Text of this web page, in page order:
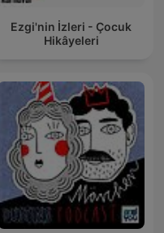
Ezgi'nin İzleri - Çocuk
Hikâyeleri